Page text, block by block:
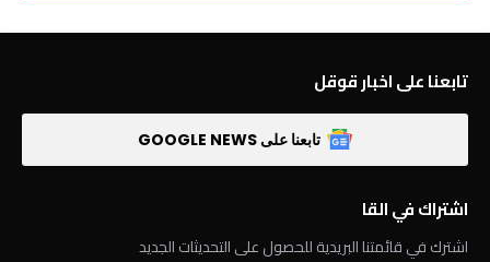
تابعنا على اخبار قوقل
تابعنا على GOOGLE NEWS
اشتراك في القا
اشترك في قائمتنا البريدية للحصول على التحديثات الجديد